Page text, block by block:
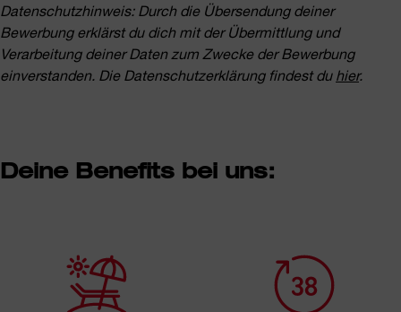
Datenschutzhinweis: Durch die Übersendung deiner
Bewerbung erklärst du dich mit der Übermittlung und
Verarbeitung deiner Daten zum Zwecke der Bewerbung
einverstanden. Die Datenschutzerklärung findest du hier.
Deine Benefits bei uns: